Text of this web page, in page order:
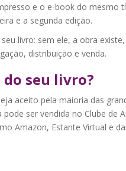
e o e-book do mesmo
e a segunda edição.
livro: sem ele, a obra
distribuição e venda.
seu livro?
aceito pela maioria das
ser vendida no Clube de
Amazon, Estante Virtual e